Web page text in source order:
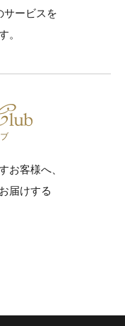
サービスを
。
お客様へ、
届けする